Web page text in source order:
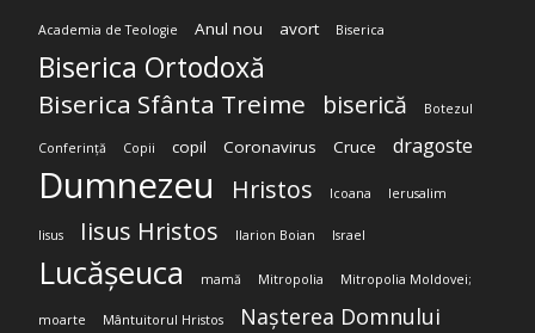
Academia de Teologie Anul nou avort Biserica
Biserica Ortodoxă
Biserica Sfânta Treime biserică Botezul
Conferință Copii copil Coronavirus Cruce dragoste
Dumnezeu Hristos Icoana Ierusalim
Iisus Iisus Hristos Ilarion Boian Israel
Lucășeuca mamă Mitropolia Mitropolia Moldovei;
moarte Mântuitorul Hristos Nașterea Domnului